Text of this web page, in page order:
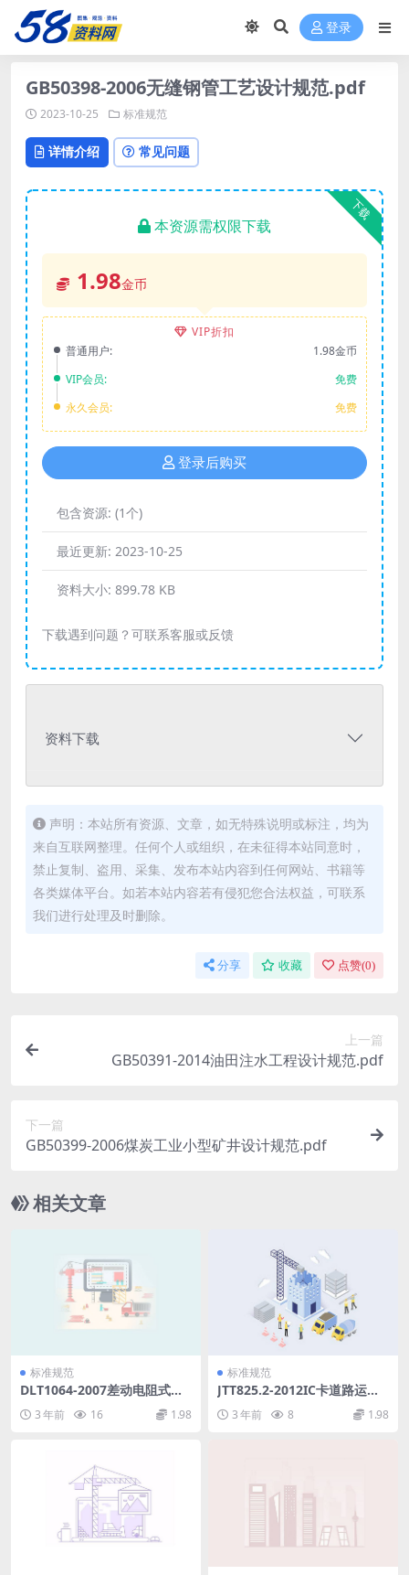
登录
GB50398-2006无缝钢管工艺设计规范.pdf
2023-10-25 标准规范
详情介绍 常见问题
下载
本资源需权限下载
1.98金币
VIP折扣
普通用户:
1.98金币
VIP会员:
免费
永久会员:
免费
登录后购买
包含资源: (1个)
最近更新: 2023-10-25
资料大小: 899.78 KB
下载遇到问题？可联系客服或反馈
资料下载
声明：本站所有资源、文章，如无特殊说明或标注，均为
来自互联网整理。任何个人或组织，在未征得本站同意时，
禁止复制、盗用、采集、发布本站内容到任何网站、书籍等
各类媒体平台。如若本站内容若有侵犯您合法权益，可联系
我们进行处理及时删除。
分享 收藏 点赞(0)
上一篇
GB50391-2014油田注水工程设计规范.pdf
下一篇
GB50399-2006煤炭工业小型矿井设计规范.pdf
相关文章
标准规范
DLT1064-2007差动电阻式锚
3 年前 16 1.98
标准规范
JTT825.2-2012IC卡道路运输
证件第2部分：IC卡技术要求.
pdf3 年前 8 1.98